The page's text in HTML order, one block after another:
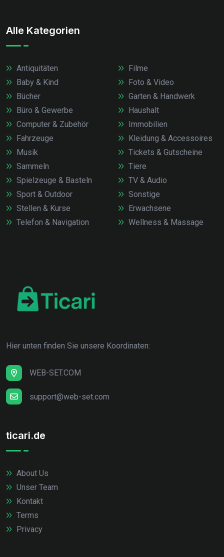
Alle Kategorien
Antiquitäten
Baby & Kind
Bücher
Büro & Gewerbe
Computer & Zubehör
Fahrzeuge
Filme
Foto & Video
Garten & Handwerk
Haushalt
Immobilien
Kleidung & Accessoires
Musik
Sammeln
Spielzeuge & Basteln
Sport & Outdoor
Stellen & Kurse
Telefon & Navigation
Tickets & Gutscheine
Tiere
TV & Audio
Sonstige
Erwachsene
Wellness & Massage
Hier unten finden Sie unsere Koordinaten:
WEB-SET.COM
support@web-set.com
ticari.de
About Us
Unser Team
Kontakt
Terms
Privacy